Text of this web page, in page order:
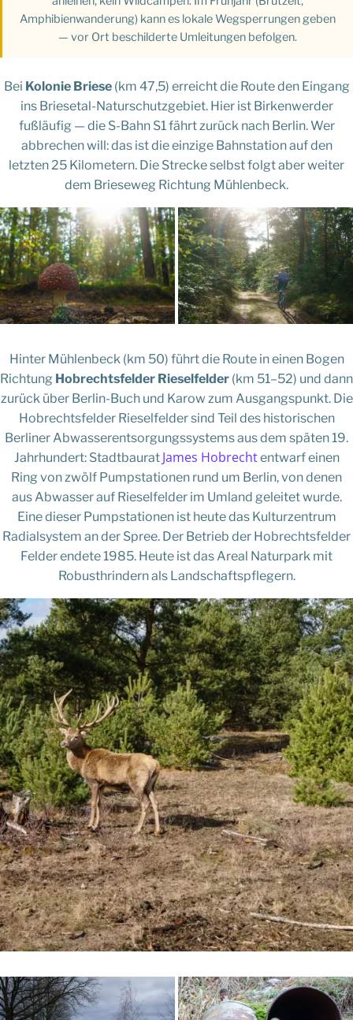
Amphibienwanderung) kann es lokale Wegsperrungen geben
— vor Ort beschilderte Umleitungen befolgen.
Bei Kolonie Briese(km 47,5) erreicht die Route den Eingang
ins Briesetal-Naturschutzgebiet. Hier ist Birkenwerder
fußläufig — die S-Bahn S1 fährt zurück nach Berlin. Wer
abbrechen will: das ist die einzige Bahnstation auf den
letzten 25 Kilometern. Die Strecke selbst folgt aber weiter
dem Brieseweg Richtung Mühlenbeck.
Hinter Mühlenbeck (km 50) führt die Route in einen Bogen
Richtung Hobrechtsfelder Rieselfelder (km 51–52) und dann
zurück über Berlin-Buch und Karow zum Ausgangspunkt. Die
Hobrechtsfelder Rieselfelder sind Teil des historischen
Berliner Abwasserentsorgungssystems aus dem späten 19.
Jahrhundert: Stadtbaurat James Hobrechtentwarf einen
Ring von zwölf Pumpstationen rund um Berlin, von denen
aus Abwasser auf Rieselfelder im Umland geleitet wurde.
Eine dieser Pumpstationen ist heute das Kulturzentrum
Radialsystem an der Spree. Der Betrieb der Hobrechtsfelder
Felder endete 1985. Heute ist das Areal Naturpark mit
Robusthrindern als Landschaftspflegern.